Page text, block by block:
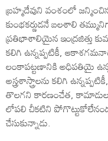
బ్రహ్మదేవుని వంశంలో
కుంభకర్ణుడనే బలశాలి
ప్రతిభాశాలియైన ఇంద్రజిత్తు
కలిగి ఉన్నప్పటికీ,
లంకాపట్టణానికి అధిపతియై
అస్త్రశాస్త్రాలను కలిగి
తొలగని కారణంచేత,
లోపలి చీకటిని
చేసుకున్నాడు.